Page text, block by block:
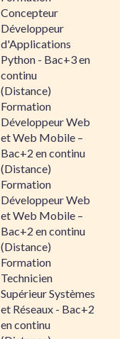
Concepteur
Développeur
d'Applications
Python - Bac+3 en
continu
(Distance)
Formation
Développeur Web
et Web Mobile –
Bac+2 en continu
(Distance)
Formation
Développeur Web
et Web Mobile –
Bac+2 en continu
(Distance)
Formation
Technicien
Supérieur Systèmes
et Réseaux - Bac+2
en continu